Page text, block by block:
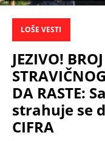
LOŠE VESTI
JEZIVO!
DA RASTE:
strahuje se
CIFRA